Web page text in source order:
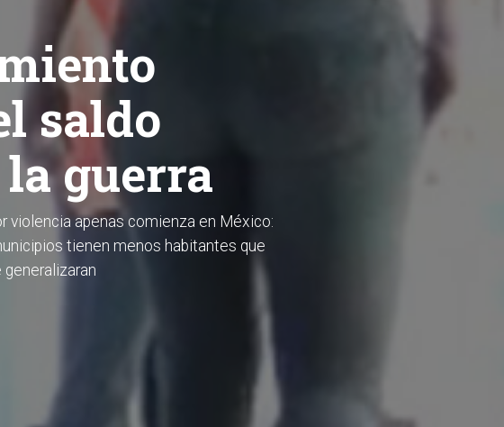
saldo
guerra
violencia apenas comienza en México:
tienen menos habitantes que